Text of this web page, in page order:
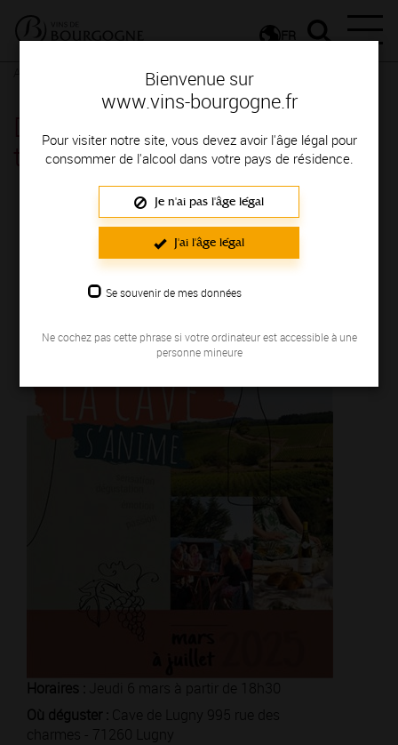
Bienvenue sur
www.vins-bourgogne.fr
Pour visiter notre site, vous devez avoir l'âge légal pour
consommer de l'alcool dans votre pays de résidence.
Je n'ai pas l'âge légal
J'ai l'âge légal
Se souvenir de mes données
Ne cochez pas cette phrase si votre ordinateur est accessible à une
personne mineure
FR
Rendez-vous
Dégustation accords vins &
truite - Lugny
Le 06 mars 2025
Horaires : Jeudi 6 mars à partir de 18h30
Où déguster : Cave de Lugny 995 rue des
charmes - 71260 Lugny